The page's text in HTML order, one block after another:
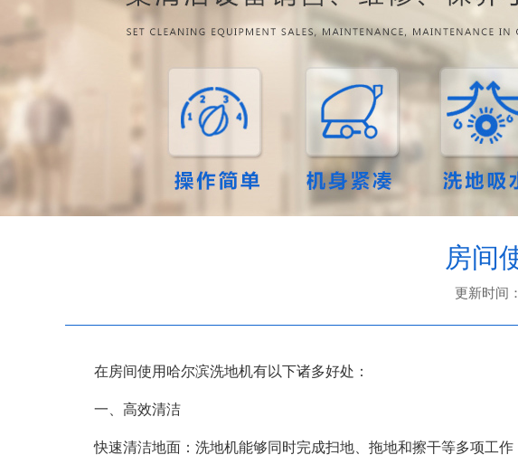
房间
更新时间
在房间使用哈尔滨洗地机有以下诸多好处：
一、高效清洁
快速清洁地面：洗地机能够同时完成扫地、拖地和擦干等多项工作